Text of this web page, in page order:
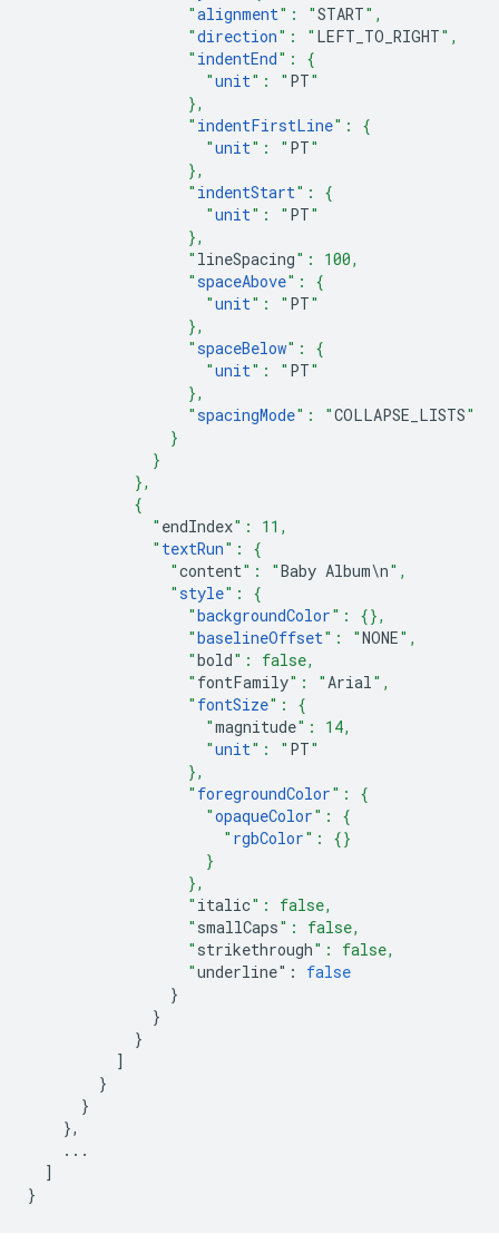
                  "
alignment": "START",
                  "
direction": " LEFT_TO_RIGHT",
                  "
indentEnd": {
                    "
unit": " PT"
                  },
                  "
indentFirstLine": {
                    "
unit": " PT"
                  },
                  "
indentStart": {
                    "
unit": " PT"
                  },
                  "
lineSpacing": 100,
                  "
spaceAbove": {
                    "
unit": " PT"
                  },
                  "
spaceBelow": {
                    "
unit": " PT"
                  },
                  "
spacingMode": "COLLAPSE_LISTS"
                }
              }
            },
            {
              "
endIndex": 11,
              "
textRun": {
                "
content": "Baby Album\n",
                "
style": {
                  "
backgroundColor": {},
                  "
baselineOffset": "NONE",
                  "
bold": false,
                  "
fontFamily": "Arial",
                  "
fontSize": {
                    "
magnitude": 14,
                    "
unit": " PT"
                  },
                  "
foregroundColor": {
                    "
opaqueColor": {
                      "
rgbColor": {}
                    }
                  },
                  "
italic": false,
                  "
smallCaps": false,
                  "
strikethrough": false,
                  "
underline" :
false
}
}
}
]
}
}
},
...
]
}